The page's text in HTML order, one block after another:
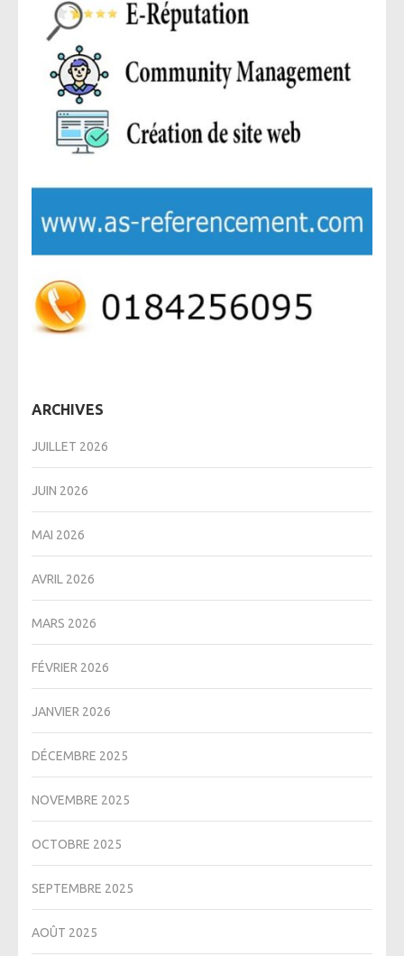
ARCHIVES
JUILLET 2026
JUIN 2026
MAI 2026
AVRIL 2026
MARS 2026
FÉVRIER 2026
JANVIER 2026
DÉCEMBRE 2025
NOVEMBRE 2025
OCTOBRE 2025
SEPTEMBRE 2025
AOÛT 2025